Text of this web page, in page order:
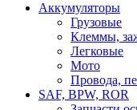
Аккумуляторы
Грузовые
Клеммы,
Легковые
Мото
Провода,
SAF, BPW, ROR